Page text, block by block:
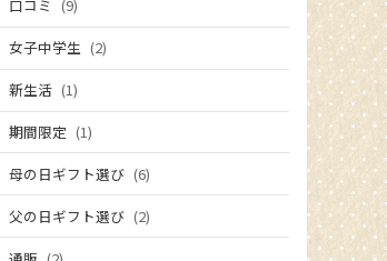
口コミ (9)
女子中学生 (2)
新生活 (1)
期間限定 (1)
母の日ギフト選び (6)
父の日ギフト選び (2)